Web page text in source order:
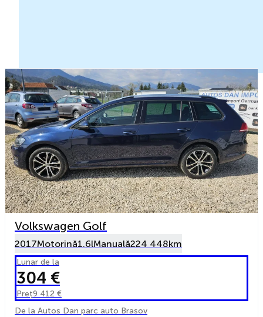
Volkswagen Golf
2017Motorină1.6lManuală224 448km
Lunar de la
304 €
Preț9 412 €
De la Autos Dan parc auto Brasov